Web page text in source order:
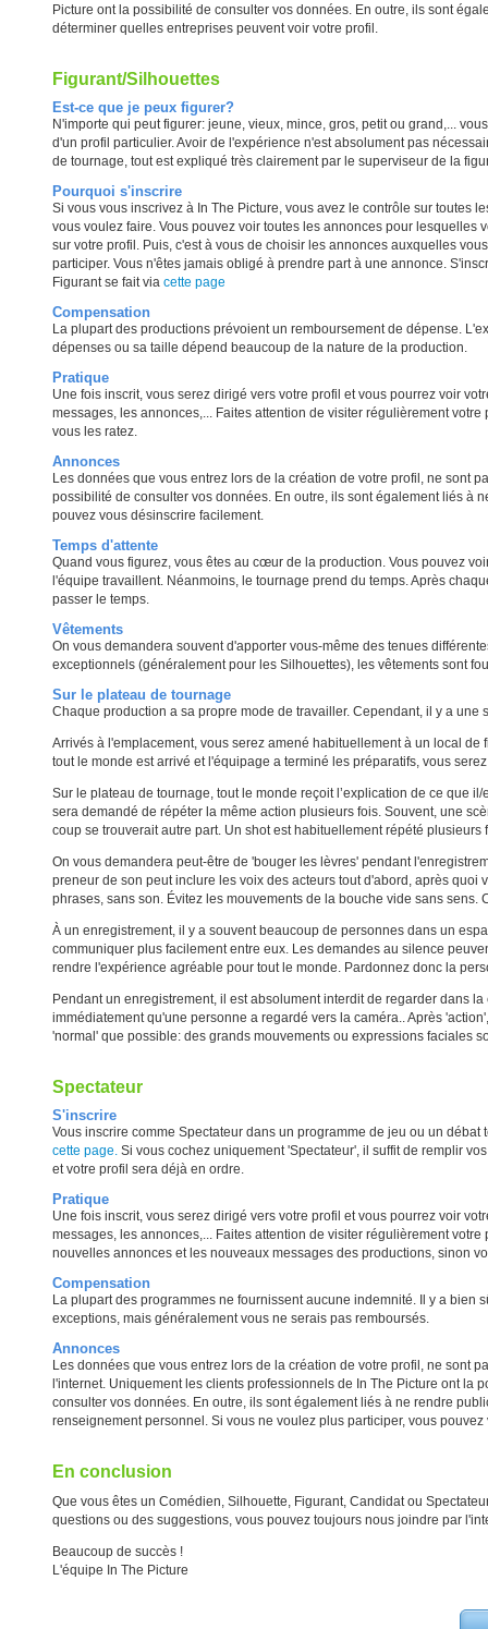
Picture ont la possibilité de consulter vos données. En outre, ils sont
déterminer quelles entreprises peuvent voir votre profil.
Figurant/Silhouettes
Est-ce que je peux figurer?
N'importe qui peut figurer: jeune, vieux, mince, gros, petit ou grand,...
d'un profil particulier. Avoir de l'expérience n'est absolument pas
de tournage, tout est expliqué très clairement par le superviseur de la
Pourquoi s'inscrire
Si vous vous inscrivez à In The Picture, vous avez le contrôle sur toutes
vous voulez faire. Vous pouvez voir toutes les annonces pour lesquelles
sur votre profil. Puis, c'est à vous de choisir les annonces auxquelles
participer. Vous n'êtes jamais obligé à prendre part à une annonce.
Figurant se fait via cette page
Compensation
La plupart des productions prévoient un remboursement de dépense.
dépenses ou sa taille dépend beaucoup de la nature de la production.
Pratique
Une fois inscrit, vous serez dirigé vers votre profil et vous pourrez voir
messages, les annonces,... Faites attention de visiter régulièrement
vous les ratez.
Annonces
Les données que vous entrez lors de la création de votre profil, ne sont
possibilité de consulter vos données. En outre, ils sont également liés à
pouvez vous désinscrire facilement.
Temps d'attente
Quand vous figurez, vous êtes au cœur de la production. Vous pouvez
l'équipe travaillent. Néanmoins, le tournage prend du temps. Après
passer le temps.
Vêtements
On vous demandera souvent d'apporter vous-même des tenues
exceptionnels (généralement pour les Silhouettes), les vêtements sont
Sur le plateau de tournage
Chaque production a sa propre mode de travailler. Cependant, il y a une
Arrivés à l'emplacement, vous serez amené habituellement à un local
tout le monde est arrivé et l'équipage a terminé les préparatifs, vous
Sur le plateau de tournage, tout le monde reçoit l’explication de ce que
sera demandé de répéter la même action plusieurs fois. Souvent, une
coup se trouverait autre part. Un shot est habituellement répété
On vous demandera peut-être de 'bouger les lèvres' pendant
preneur de son peut inclure les voix des acteurs tout d'abord, après
phrases, sans son. Évitez les mouvements de la bouche vide sans sens.
À un enregistrement, il y a souvent beaucoup de personnes dans un
communiquer plus facilement entre eux. Les demandes au silence
rendre l'expérience agréable pour tout le monde. Pardonnez donc la
Pendant un enregistrement, il est absolument interdit de regarder dans
immédiatement qu'une personne a regardé vers la caméra.. Après
'normal' que possible: des grands mouvements ou expressions faciales
Spectateur
S'inscrire
Vous inscrire comme Spectateur dans un programme de jeu ou un débat
cette page. Si vous cochez uniquement 'Spectateur', il suffit de remplir
et votre profil sera déjà en ordre.
Pratique
Une fois inscrit, vous serez dirigé vers votre profil et vous pourrez voir
messages, les annonces,... Faites attention de visiter régulièrement votre
nouvelles annonces et les nouveaux messages des productions, sinon
Compensation
La plupart des programmes ne fournissent aucune indemnité. Il y a bien
exceptions, mais généralement vous ne serais pas remboursés.
Annonces
Les données que vous entrez lors de la création de votre profil, ne sont
l'internet. Uniquement les clients professionnels de In The Picture ont la
consulter vos données. En outre, ils sont également liés à ne rendre
renseignement personnel. Si vous ne voulez plus participer, vous
En conclusion
Que vous êtes un Comédien, Silhouette, Figurant, Candidat ou
questions ou des suggestions, vous pouvez toujours nous joindre par
Beaucoup de succès !
L'équipe In The Picture